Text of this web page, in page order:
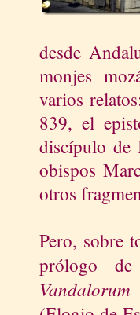
desde
monjes
varios
839, el
discípulo de
obispos
otros
Pero, sobre
prólogo